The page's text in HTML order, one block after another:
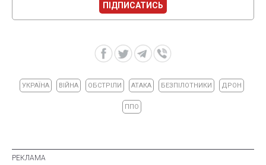
ПІДПИСАТИСЬ
УКРАЇНА ВІЙНА ОБСТРІЛИ АТАКА БЕЗПІЛОТНИКИ ДРОН
ППО